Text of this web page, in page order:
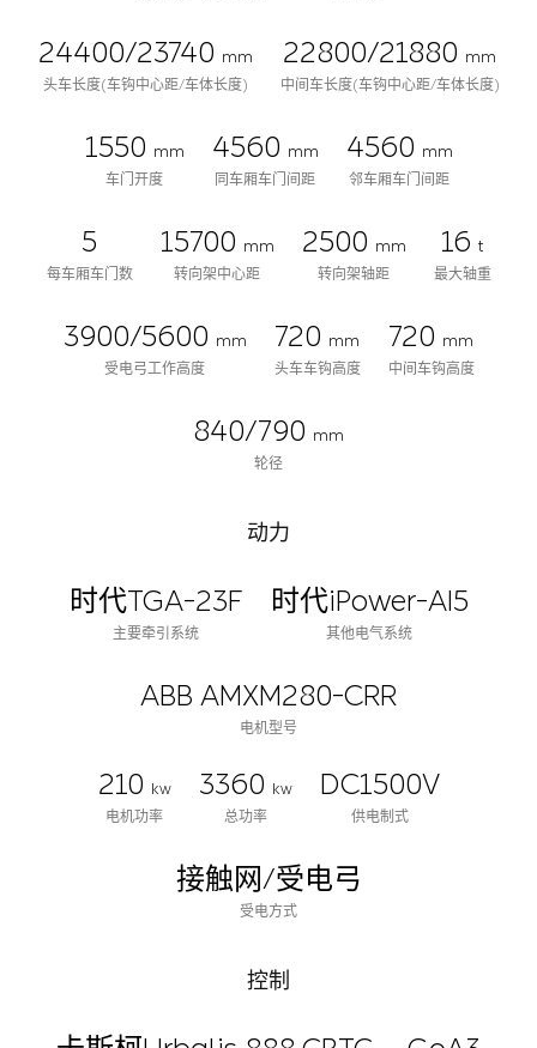
24400/23740 mm
头车长度(车钩中心距/车体长度)
22800/21880 mm
中间车长度(车钩中心距/车体长度)
1550 mm
车门开度
4560 mm
同车厢车门间距
4560 mm
邻车厢车门间距
5
每车厢车门数
15700 mm
转向架中心距
2500 mm
转向架轴距
16 t
最大轴重
3900/5600 mm
受电弓工作高度
720 mm
头车车钩高度
720 mm
中间车钩高度
840/790 mm
轮径
动力
时代TGA-23F
主要牵引系统
时代iPower-AI5
其他电气系统
ABB AMXM280-CRR
电机型号
210
kw
电机功率
3360
kw
总功率
DC1500V
供电制式
接触网/受电弓
受电方式
控制